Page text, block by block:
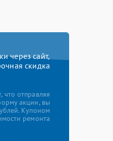
через сайт,
скидка
что отправляя
акции, вы
Купоном
ремонта